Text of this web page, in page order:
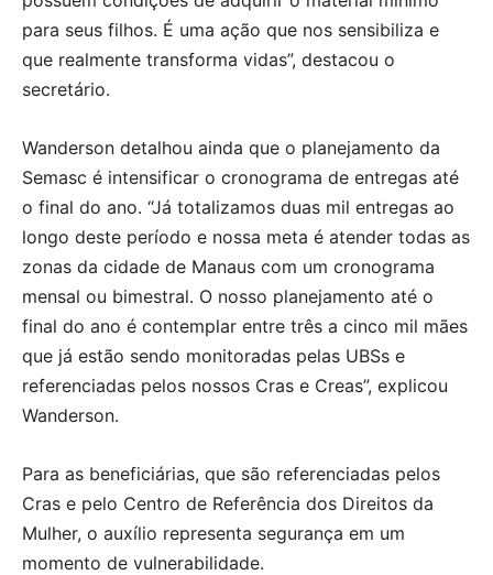
para seus filhos. É uma ação que nos sensibiliza e
que realmente transforma vidas”, destacou o
secretário.
Wanderson detalhou ainda que o planejamento da
Semasc é intensificar o cronograma de entregas até
o final do ano. “Já totalizamos duas mil entregas ao
longo deste período e nossa meta é atender todas as
zonas da cidade de Manaus com um cronograma
mensal ou bimestral. O nosso planejamento até o
final do ano é contemplar entre três a cinco mil mães
que já estão sendo monitoradas pelas UBSs e
referenciadas pelos nossos Cras e Creas”, explicou
Wanderson.
Para as beneficiárias, que são referenciadas pelos
Cras e pelo Centro de Referência dos Direitos da
Mulher, o auxílio representa segurança em um
momento de vulnerabilidade.